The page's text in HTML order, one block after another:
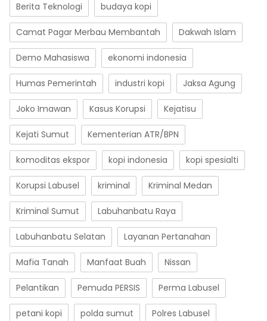
Berita Teknologi budaya kopi
Camat Pagar Merbau Membantah Dakwah Islam
Demo Mahasiswa ekonomi indonesia
Humas Pemerintah industri kopi Jaksa Agung
Joko Imawan Kasus Korupsi Kejatisu
Kejati Sumut Kementerian ATR/BPN
komoditas ekspor kopi indonesia kopi spesialti
Korupsi Labusel kriminal Kriminal Medan
Kriminal Sumut Labuhanbatu Raya
Labuhanbatu Selatan Layanan Pertanahan
Mafia Tanah Manfaat Buah Nissan
Pelantikan Pemuda PERSIS Perma Labusel
petani kopi polda sumut Polres Labusel